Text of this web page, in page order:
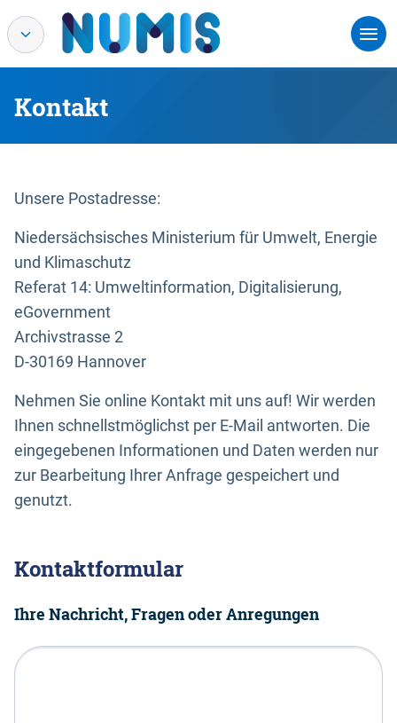
Kontakt
Unsere Postadresse:
Niedersächsisches Ministerium für Umwelt, Energie
und Klimaschutz
Referat 14: Umweltinformation, Digitalisierung,
eGovernment
Archivstrasse 2
D-30169 Hannover
Nehmen Sie online Kontakt mit uns auf! Wir werden
Ihnen schnellstmöglichst per E-Mail antworten. Die
eingegebenen Informationen und Daten werden nur
zur Bearbeitung Ihrer Anfrage gespeichert und
genutzt.
Kontaktformular
Ihre Nachricht, Fragen oder Anregungen